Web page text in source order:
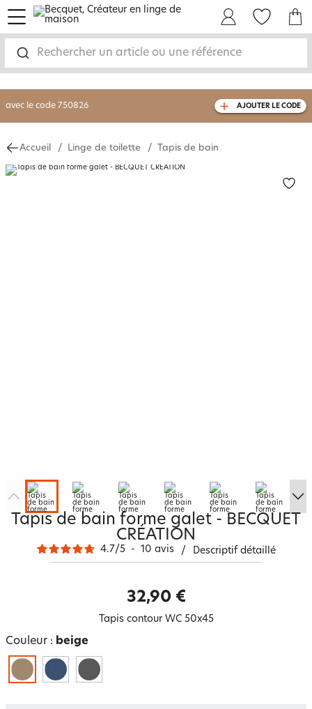
Rechercher un article ou une référence
menu
-30% sur votre commandedès 2 articles
livraison GRATUITEdès 110€ d'achat
avec le code 750826 AJOUTER LE CODE
Accueil Linge de toilette Tapis de bain
Tapis de bain forme galet - BECQUET
CRÉATION
4.7/5 - 10 avis / Descriptif détaillé
32,90 €
Tapis contour WC 50x45
Couleur : beige